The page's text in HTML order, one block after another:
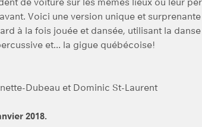
Voici une version unique et
à la fois jouée et dansée, utilisant la danse
et… la gigue québécoise!
Dubeau et Dominic St-Laurent
2018.